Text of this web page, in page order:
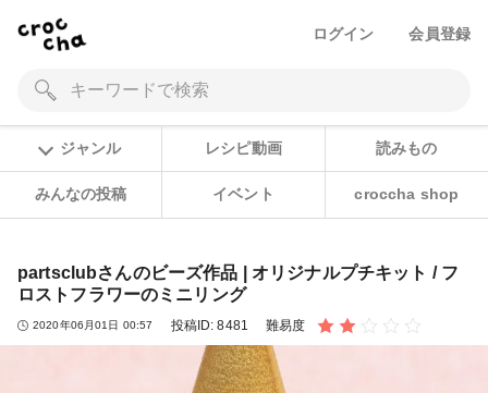
ログイン 会員登録
ジャンル レシピ動画 読みもの
みんなの投稿 イベント croccha shop
partsclubさんのビーズ作品 | オリジナルプチキット / フ
ロストフラワーのミニリング
2020年06月01日 00:57 投稿ID:8481 難易度